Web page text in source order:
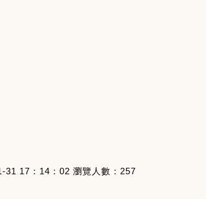
31 17 ： 14 ： 02 瀏覽人數： 257